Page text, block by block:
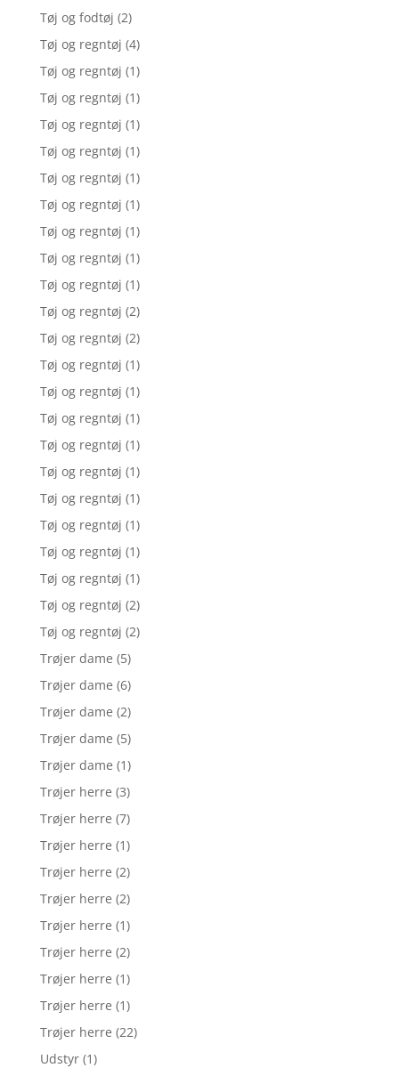
Tøj og fodtøj (2)
Tøj og regntøj (4)
Tøj og regntøj (1)
Tøj og regntøj (1)
Tøj og regntøj (1)
Tøj og regntøj (1)
Tøj og regntøj (1)
Tøj og regntøj (1)
Tøj og regntøj (1)
Tøj og regntøj (1)
Tøj og regntøj (1)
Tøj og regntøj (2)
Tøj og regntøj (2)
Tøj og regntøj (1)
Tøj og regntøj (1)
Tøj og regntøj (1)
Tøj og regntøj (1)
Tøj og regntøj (1)
Tøj og regntøj (1)
Tøj og regntøj (1)
Tøj og regntøj (1)
Tøj og regntøj (1)
Tøj og regntøj (2)
Tøj og regntøj (2)
Trøjer dame (5)
Trøjer dame (6)
Trøjer dame (2)
Trøjer dame (5)
Trøjer dame (1)
Trøjer herre (3)
Trøjer herre (7)
Trøjer herre (1)
Trøjer herre (2)
Trøjer herre (2)
Trøjer herre (1)
Trøjer herre (2)
Trøjer herre (1)
Trøjer herre (1)
Trøjer herre (22)
Udstyr (1)